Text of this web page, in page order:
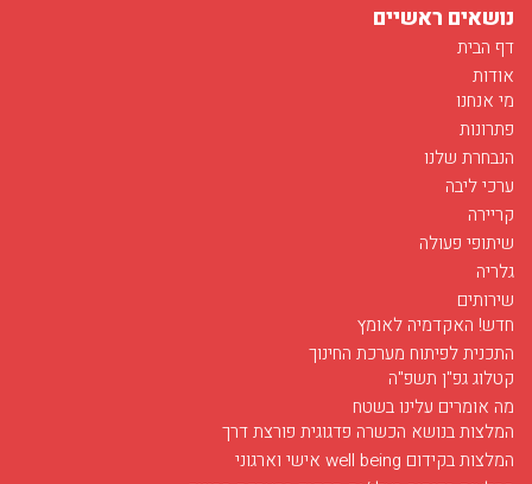
נושאים ראשיים
דף הבית
אודות
מי אנחנו
פתרונות
הנבחרת שלנו
ערכי ליבה
קריירה
שיתופי פעולה
גלריה
שירותים
חדש! האקדמיה לאומץ
התכנית לפיתוח מערכת החינוך
קטלוג גפ"ן תשפ"ה
מה אומרים עלינו בשטח
המלצות בנושא הכשרה פדגוגית פורצת דרך
המלצות בקידום well being אישי וארגוני